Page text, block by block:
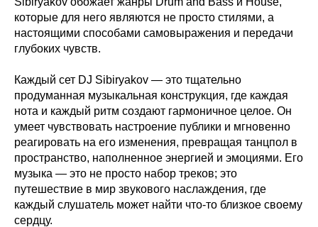
которые для него являются не просто стилями, а
настоящими способами самовыражения и передачи
глубоких чувств.
Каждый сет DJ Sibiryakov — это тщательно
продуманная музыкальная конструкция, где каждая
нота и каждый ритм создают гармоничное целое. Он
умеет чувствовать настроение публики и мгновенно
реагировать на его изменения, превращая танцпол в
пространство, наполненное энергией и эмоциями. Его
музыка — это не просто набор треков; это
путешествие в мир звукового наслаждения, где
каждый слушатель может найти что-то близкое своему
сердцу.